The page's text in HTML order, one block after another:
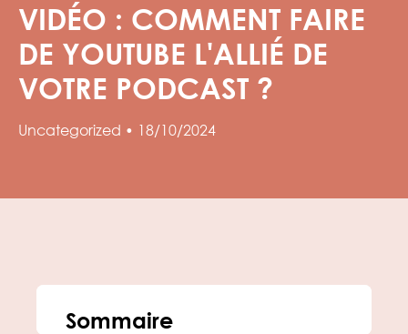
VIDÉO : COMMENT FAIRE
DE YOUTUBE L'ALLIÉ DE
VOTRE PODCAST ?
Uncategorized • 18/10/2024
Sommaire